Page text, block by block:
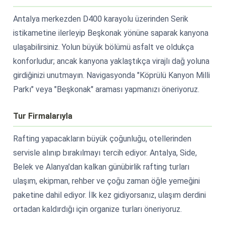
Antalya merkezden D400 karayolu üzerinden Serik
istikametine ilerleyip Beşkonak yönüne saparak kanyona
ulaşabilirsiniz. Yolun büyük bölümü asfalt ve oldukça
konforludur; ancak kanyona yaklaştıkça virajlı dağ yoluna
girdiğinizi unutmayın. Navigasyonda "Köprülü Kanyon Milli
Parkı" veya "Beşkonak" araması yapmanızı öneriyoruz.
Tur Firmalarıyla
Rafting yapacakların büyük çoğunluğu, otellerinden
servisle alınıp bırakılmayı tercih ediyor. Antalya, Side,
Belek ve Alanya'dan kalkan günübirlik rafting turları
ulaşım, ekipman, rehber ve çoğu zaman öğle yemeğini
paketine dahil ediyor. İlk kez gidiyorsanız, ulaşım derdini
ortadan kaldırdığı için organize turları öneriyoruz.